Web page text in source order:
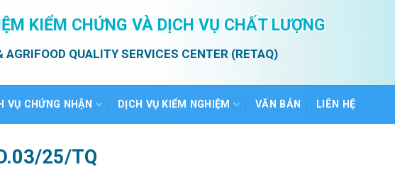
KIỂM CHỨNG VÀ DỊCH VỤ CHẤT LƯỢNG
AGRIFOOD QUALITY SERVICES CENTER (RETAQ)
VỤ CHỨNG NHẬN DỊCH VỤ KIỂM NGHIỆM VĂN BẢN LIÊN HỆ
25/TQ